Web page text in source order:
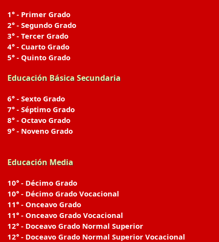
1° - Primer Grado
2° - Segundo Grado
3° - Tercer Grado
4° - Cuarto Grado
5° - Quinto Grado
Educación Básica Secundaria
6° - Sexto Grado
7° - Séptimo Grado
8° - Octavo Grado
9° - Noveno Grado
Educación Media
10° - Décimo Grado
10° - Décimo Grado Vocacional
11° - Onceavo Grado
11° - Onceavo Grado Vocacional
12° - Doceavo Grado Normal Superior
12° - Doceavo Grado Normal Superior Vocacional